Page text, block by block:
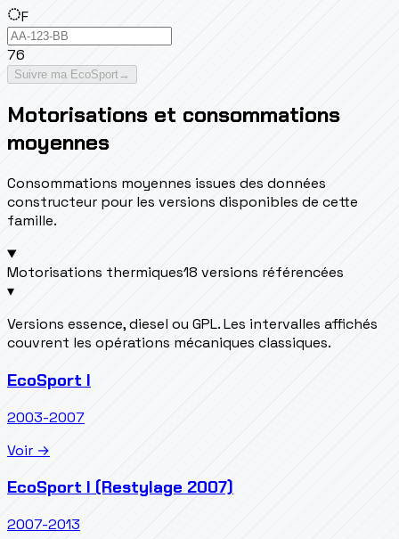
F
76
Suivre ma EcoSport →
Motorisations et consommations
moyennes
Consommations moyennes issues des données
constructeur pour les versions disponibles de cette
famille.
Motorisations thermiques18 versions référencées
▾
Versions essence, diesel ou GPL. Les intervalles affichés
couvrent les opérations mécaniques classiques.
EcoSport I
2003-2007
Voir →
EcoSport I (Restylage 2007)
2007-2013